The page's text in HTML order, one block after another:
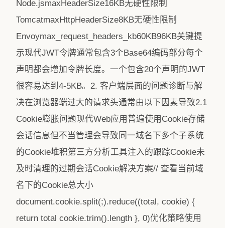
Node.jsmaxHeaderSize16KB无硬性限制
TomcatmaxHttpHeaderSize8KB无硬性限制
Envoymax_request_headers_kb60KB96KB关键提
示现代JWT令牌通常包含3个Base64编码部分每个
声明都会增加令牌长度。一个包含20个声明的JWT
很容易达到4-5KB。2. 客户端层面的问题诊断与解
决在浏览器端过大的请求头通常由以下因素导致2.1
Cookie膨胀问题现代Web应用普遍使用Cookie存储
会话信息但不当管理会导致同一域名下多个子系统
的Cookie堆积第三方分析工具注入的跟踪Cookie未
及时清理的过期会话Cookie解决方案// 查看当前域
名下的Cookie总大小
document.cookie.split(;).reduce((total, cookie) {
return total cookie.trim().length }, 0)优化策略使用